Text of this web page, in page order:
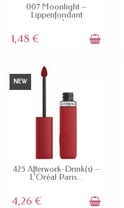
AVAILABLE
007 Moonlight –
Lippenfondant
angereichert...
1,48 €
NEW
AVAILABLE
425 Afterwork-Drink(s) –
L'Oréal Paris...
4,26 €